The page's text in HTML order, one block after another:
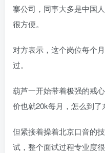
寨公司，同事大多是中国
很方便。
对方表示，这个岗位每个
过。
葫芦一开始带着极强的戒
价也就20k每月，怎么到
但紧接着操着北京口音的
试，整个面试过程专业度